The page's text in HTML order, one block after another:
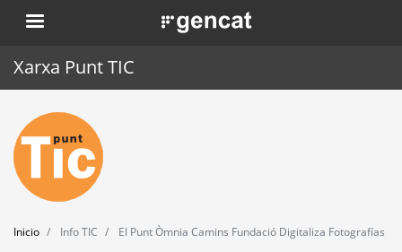
Pasar
al
. Obre en una nova finestra.
Xarxa Punt TIC
Inicio
Punt TIC
Actualidad
Agenda
Inicio Info TIC El Punt Òmnia Camins Fundació Digitaliza Fotografías